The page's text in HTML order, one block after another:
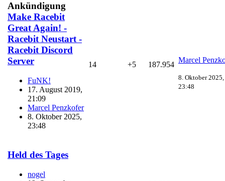
Ankündigung
Make Racebit
Great Again! -
Racebit Neustart -
Racebit Discord
Server
FuNK!
17. August 2019,
21:09
Marcel Penzkofer
8. Oktober 2025,
23:48
14 +5 187.954
Marcel
8. Oktober 2025,
23:48
Held des Tages
nogel